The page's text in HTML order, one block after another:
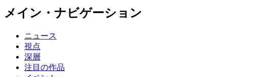
メイン・ナビゲーション
ニュース
視点
深層
注目の作品